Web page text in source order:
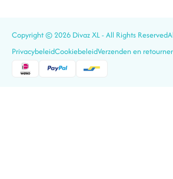
Copyright © 2026 Divaz XL - All Rights Reserved
PrivacybeleidCookiebeleidVerzenden en